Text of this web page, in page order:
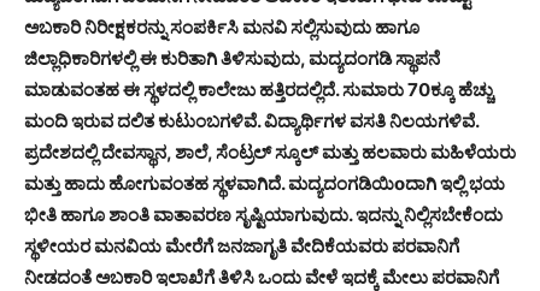
ಅಬಕಾರಿ ನಿರೀಕ್ಷಕರನ್ನು ಸಂಪರ್ಕಿಸಿ ಮನವಿ ಸಲ್ಲಿಸುವುದು ಹಾಗೂ
ಜಿಲ್ಲಾಧಿಕಾರಿಗಳಲ್ಲಿ ಈ ಕುರಿತಾಗಿ ತಿಳಿಸುವುದು, ಮದ್ಯದಂಗಡಿ ಸ್ಥಾಪನೆ
ಮಾಡುವಂತಹ ಈ ಸ್ಥಳದಲ್ಲಿ ಕಾಲೇಜು ಹತ್ತಿರದಲ್ಲಿದೆ. ಸುಮಾರು 70ಕ್ಕೂ ಹೆಚ್ಚು
ಮಂದಿ ಇರುವ ದಲಿತ ಕುಟುಂಬಗಳಿವೆ. ವಿದ್ಯಾರ್ಥಿಗಳ ವಸತಿ ನಿಲಯಗಳಿವೆ.
ಪ್ರದೇಶದಲ್ಲಿ ದೇವಸ್ಥಾನ, ಶಾಲೆ, ಸೆಂಟ್ರಲ್ ಸ್ಕೂಲ್ ಮತ್ತು ಹಲವಾರು ಮಹಿಳೆಯರು
ಮತ್ತು ಹಾದು ಹೋಗುವಂತಹ ಸ್ಥಳವಾಗಿದೆ. ಮದ್ಯದಂಗಡಿಯಿoದಾಗಿ ಇಲ್ಲಿ ಭಯ
ಭೀತಿ ಹಾಗೂ ಶಾಂತಿ ವಾತಾವರಣ ಸೃಷ್ಟಿಯಾಗುವುದು. ಇದನ್ನು ನಿಲ್ಲಿಸಬೇಕೆಂದು
ಸ್ಥಳೀಯರ ಮನವಿಯ ಮೇರೆಗೆ ಜನಜಾಗೃತಿ ವೇದಿಕೆಯವರು ಪರವಾನಿಗೆ
ನೀಡದಂತೆ ಅಬಕಾರಿ ಇಲಾಖೆಗೆ ತಿಳಿಸಿ ಒಂದು ವೇಳೆ ಇದಕ್ಕೆ ಮೇಲು ಪರವಾನಿಗೆ